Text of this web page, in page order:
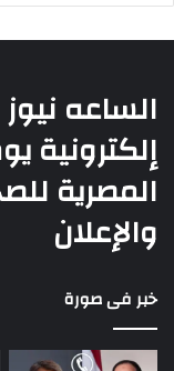
الساعه
إلكترونية
المصرية
والإعلان
خبر فى صورة